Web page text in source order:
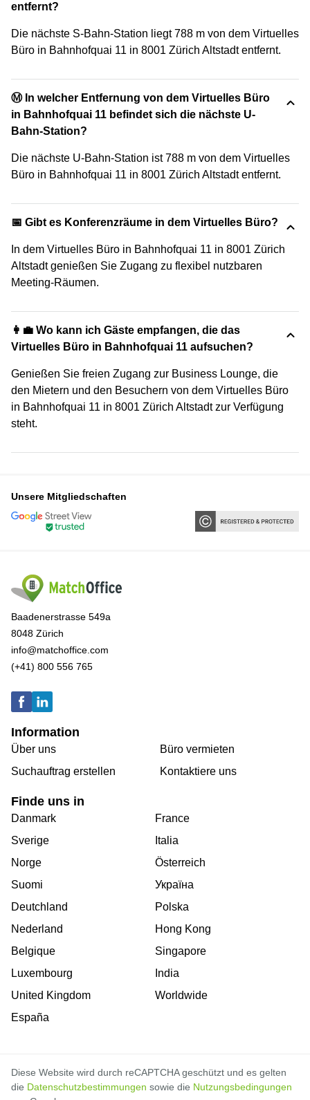
entfernt?
Die nächste S-Bahn-Station liegt 788 m von dem Virtuelles
Büro in Bahnhofquai 11 in 8001 Zürich Altstadt entfernt.
Ⓜ️ In welcher Entfernung von dem Virtuelles Büro
in Bahnhofquai 11 befindet sich die nächste U-
Bahn-Station?
Die nächste U-Bahn-Station ist 788 m von dem Virtuelles
Büro in Bahnhofquai 11 in 8001 Zürich Altstadt entfernt.
📅 Gibt es Konferenzräume in dem Virtuelles Büro?
In dem Virtuelles Büro in Bahnhofquai 11 in 8001 Zürich
Altstadt genießen Sie Zugang zu flexibel nutzbaren
Meeting-Räumen.
👩‍💼 Wo kann ich Gäste empfangen, die das
Virtuelles Büro in Bahnhofquai 11 aufsuchen?
Genießen Sie freien Zugang zur Business Lounge, die
den Mietern und den Besuchern von dem Virtuelles Büro
in Bahnhofquai 11 in 8001 Zürich Altstadt zur Verfügung
steht.
Unsere Mitgliedschaften
Baadenerstrasse 549a
8048 Zürich
info@matchoffice.com
(+41) 800 556 765
Information
Über uns
Suchauftrag erstellen
Büro vermieten
Kontaktiere uns
Finde uns in
Danmark
Sverige
Norge
Suomi
Deutchland
Nederland
Belgique
Luxembourg
United Kingdom
España
France
Italia
Österreich
Україна
Polska
Hong Kong
Singapore
India
Worldwide
Diese Website wird durch reCAPTCHA geschützt und es gelten
die Datenschutzbestimmungen sowie die Nutzungsbedingungen